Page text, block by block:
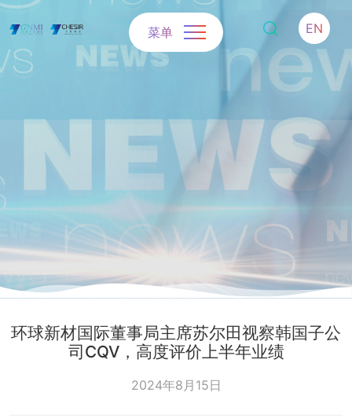
EN
菜单
环球新材国际董事局主席苏尔田视察韩国子公
司CQV，高度评价上半年业绩
2024年8月15日